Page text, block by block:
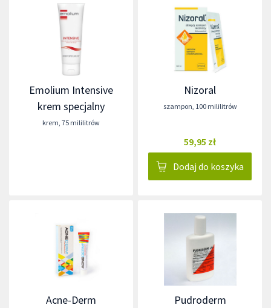
Emolium Intensive
krem specjalny
krem, 75 mililitrów
Nizoral
szampon, 100 mililitrów
59,95 zł
Dodaj do koszyka
Acne-Derm Pudroderm